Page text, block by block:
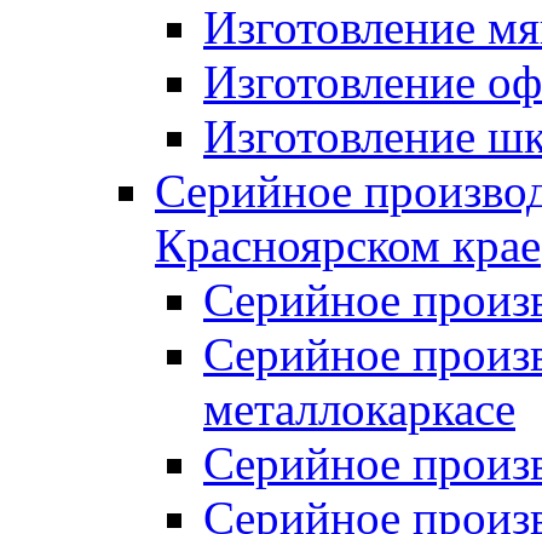
Изготовление
Изготовление
Изготовление
Серийное
Красноярском крае
Серийное
Серийное
металлокаркасе
Серийное
Серийное